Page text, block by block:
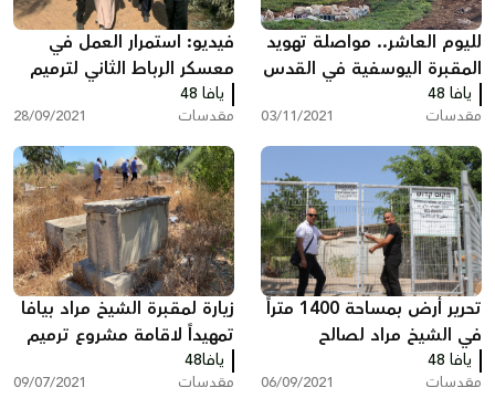
لليوم العاشر.. مواصلة تهويد
المقبرة اليوسفية في القدس
يافا 48
مقدسات 03/11/2021
فيديو: استمرار العمل في
معسكر الرباط الثاني لترميم
وصيانة المقدسات باللد
يافا 48
مقدسات 28/09/2021
تحرير أرض بمساحة 1400 متراً
في الشيخ مراد لصالح
المسلمين بيافا
يافا 48
مقدسات 06/09/2021
زيارة لمقبرة الشيخ مراد بيافا
تمهيداً لاقامة مشروع ترميم
فيها
يافا48
مقدسات 09/07/2021